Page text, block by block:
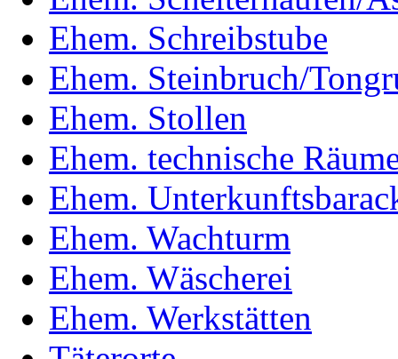
Ehem. Schreibstube
Ehem. Steinbruch/
Ehem. Stollen
Ehem. technische
Ehem.
Ehem. Wachturm
Ehem. Wäscherei
Ehem. Werkstätten